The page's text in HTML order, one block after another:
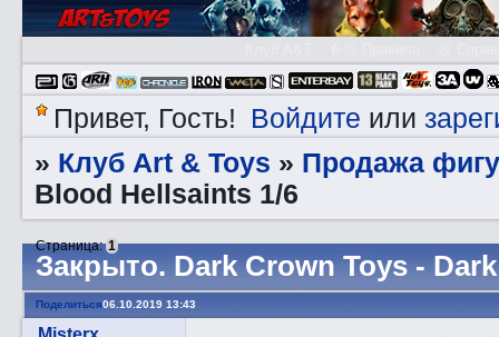
Привет, Гость! Войдите или
» Клуб Art & Toys » Продажа
Blood Hellsaints 1/6
Закрытo. Dark Crown Toys -
Страница:1
Поделиться06.10.2019 13:43